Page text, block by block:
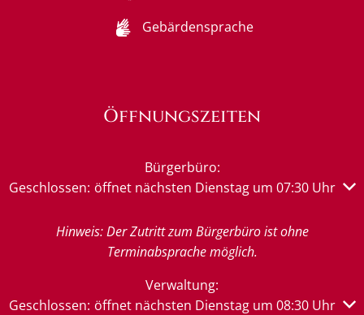
Gebärdensprache
Öffnungszeiten
Bürgerbüro:
Klicken, um weitere Öffnungs- oder Schließzeiten
Geschlossen: öffnet nächsten Dienstag um 07:30 Uhr
Hinweis: Der Zutritt zum Bürgerbüro ist ohne
Terminabsprache möglich.
Verwaltung:
Klicken, um weitere Öffnungs- oder Schließzeiten
Geschlossen: öffnet nächsten Dienstag um 08:30 Uhr